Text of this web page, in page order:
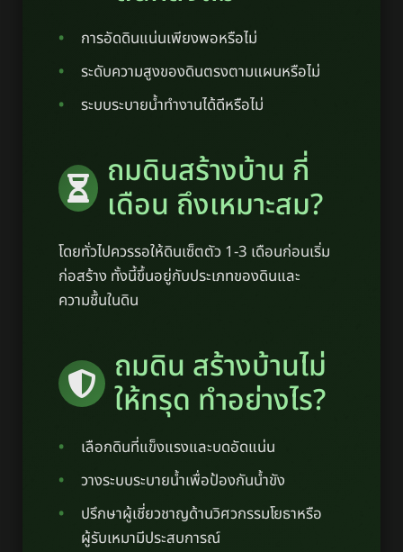
การอัดดินแน่นเพียงพอหรือไม่
ระดับความสูงของดินตรงตามแผนหรือไม่
ระบบระบายน้ำทำงานได้ดีหรือไม่
ถมดินสร้างบ้าน กี่
เดือน ถึงเหมาะสม?
โดยทั่วไปควรรอให้ดินเซ็ตตัว 1-3 เดือนก่อนเริ่ม
ก่อสร้าง ทั้งนี้ขึ้นอยู่กับประเภทของดินและ
ความชื้นในดิน
ถมดิน สร้างบ้านไม่
ให้ทรุด ทำอย่างไร?
เลือกดินที่แข็งแรงและบดอัดแน่น
วางระบบระบายน้ำเพื่อป้องกันน้ำขัง
ปรึกษาผู้เชี่ยวชาญด้านวิศวกรรมโยธาหรือ
ผู้รับเหมามีประสบการณ์